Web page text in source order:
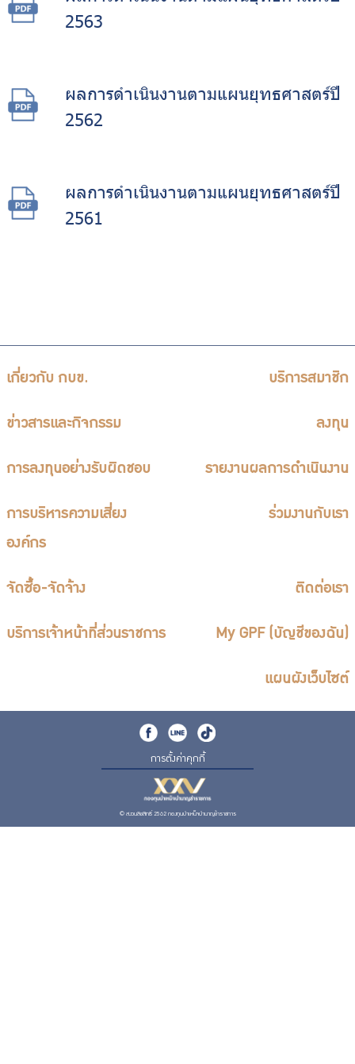
2563
ผลการดำเนินงานตามแผนยุทธศาสตร์ปี
2562
ผลการดำเนินงานตามแผนยุทธศาสตร์ปี
2561
เกี่ยวกับ กบข. บริการสมาชิก
ข่าวสารและกิจกรรม ลงทุน
การลงทุนอย่างรับผิดชอบ รายงานผลการดำเนินงาน
การบริหารความเสี่ยง
องค์กร
ร่วมงานกับเรา
จัดซื้อ-จัดจ้าง ติดต่อเรา
บริการเจ้าหน้าที่ส่วนราชการ My GPF (บัญชีของฉัน)
แผนผังเว็บไซต์
การตั้งค่าคุกกี้
© สงวนลิขสิทธิ์ 2562 กองทุนบำเหน็จบำนาญข้าราชการ